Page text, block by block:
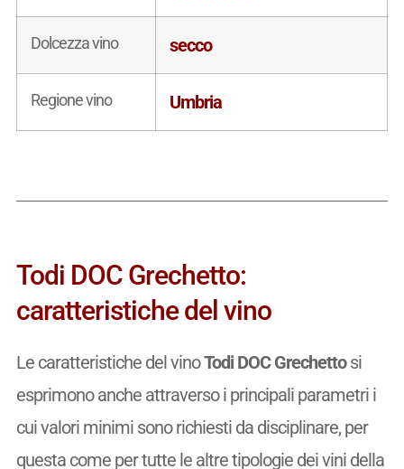
Dolcezza vino secco
Regione vino Umbria
Todi DOC Grechetto:
caratteristiche del vino
Le caratteristiche del vinoTodi DOC Grechettosi
esprimono anche attraverso i principali parametri i
cui valori minimi sono richiesti da disciplinare, per
questa come per tutte le altre tipologie dei vini della